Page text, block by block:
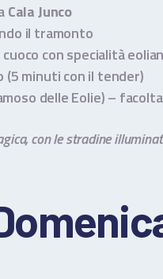
Cala Junco
il tramonto
con specialità
(5 minuti con il tender)
delle Eolie) –
con le stradine